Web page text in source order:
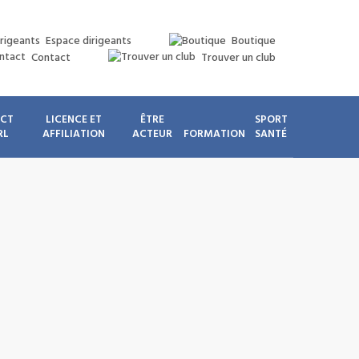
Espace dirigeants
Boutique
Contact
Trouver un club
LICENCE ET
AFFILIATION
ÊTRE
ACTEUR
FORMATION
SPORT
SANTÉ